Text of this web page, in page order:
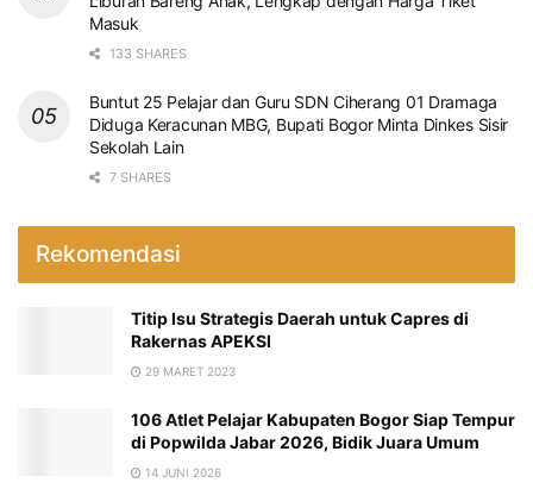
Masuk
133 SHARES
Buntut 25 Pelajar dan Guru SDN Ciherang 01 Dramaga
Diduga Keracunan MBG, Bupati Bogor Minta Dinkes Sisir
Sekolah Lain
7 SHARES
Rekomendasi
Titip Isu Strategis Daerah untuk Capres di
Rakernas APEKSI
29 MARET 2023
106 Atlet Pelajar Kabupaten Bogor Siap Tempur
di Popwilda Jabar 2026, Bidik Juara Umum
14 JUNI 2026